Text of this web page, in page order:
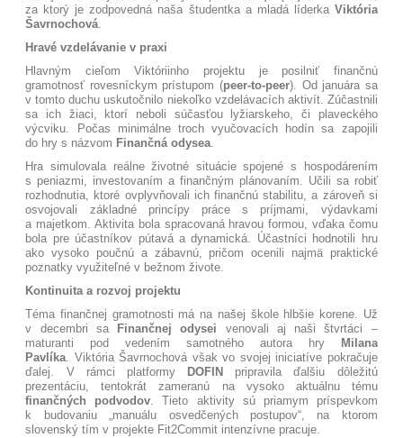
za ktorý je zodpovedná naša študentka a mladá líderka Viktória
Šavrnochová.
Hravé vzdelávanie v praxi
Hlavným cieľom Viktóriinho projektu je posilniť finančnú
gramotnosť rovesníckym prístupom (peer-to-peer). Od januára sa
v tomto duchu uskutočnilo niekoľko vzdelávacích aktivít. Zúčastnili
sa ich žiaci, ktorí neboli súčasťou lyžiarskeho, či plaveckého
výcviku. Počas minimálne troch vyučovacích hodín sa zapojili
do hry s názvom Finančná odysea.
Hra simulovala reálne životné situácie spojené s hospodárením
s peniazmi, investovaním a finančným plánovaním. Učili sa robiť
rozhodnutia, ktoré ovplyvňovali ich finančnú stabilitu, a zároveň si
osvojovali základné princípy práce s príjmami, výdavkami
a majetkom. Aktivita bola spracovaná hravou formou, vďaka čomu
bola pre účastníkov pútavá a dynamická. Účastníci hodnotili hru
ako vysoko poučnú a zábavnú, pričom ocenili najmä praktické
poznatky využiteľné v bežnom živote.
Kontinuita a rozvoj projektu
Téma finančnej gramotnosti má na našej škole hlbšie korene. Už
v decembri sa
Finančnej odysei venovali aj naši štvrtáci –
maturanti pod vedením samotného autora hry
Milana
Pavlíka. Viktória Šavrnochová však vo svojej iniciatíve pokračuje
ďalej. V rámci platformy
DOFIN
pripravila ďalšiu dôležitú
prezentáciu, tentokrát zameranú na vysoko aktuálnu tému
finančných podvodov. Tieto aktivity sú priamym príspevkom
k budovaniu „manuálu osvedčených postupov“, na ktorom
slovenský tím v projekte Fit2Commit intenzívne pracuje.